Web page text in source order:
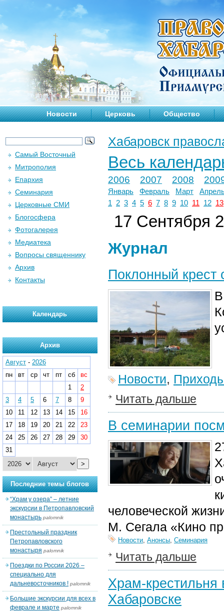
Новости Церковь Общество
Хабаровск
Весь
2006 2007 2008
Январь Февраль Март
1
2 3 4 5 6 7 8 9 10 11 12 13
17 Сентября
Журнал
Поклонный крест
Новости,
Читать дальше
В семинарии
человеческой
М. Сегала «Кино
Новости, Анонсы, Семинария
Читать дальше
Храм-крестильня
Хабаровске
Самый Восточный
Митрополия
Епархия
Семинария
Церковные СМИ
Блогосфера
Фотогалерея
Медиатека
Вопросы священнику
Архив
Контакты
Календарь
Архив
Август - 2026
пн
вт ср чт пт сб
вс
1
2
3
4 5 6 7 8
9
10
11 12 13 14 15
16
17
18 19 20 21 22
23
24
25 26 27 28 29
30
31
>
Последние темы блогов
“Храм у озера” – летние
экскурсии в Петропавловский
монастырь palomnik
Престольный праздник
Петропавловского
монастыря palomnik
Поездки по России 2026 –
специально для
дальневосточников ! palomnik
Большие экскурсии для всех в
феврале и марте palomnik